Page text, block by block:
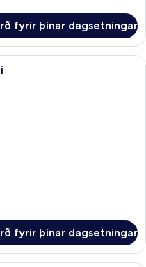
fyrir þínar dagsetningar
svíta - 2 svefnherbergi |
fyrir þínar dagsetningar